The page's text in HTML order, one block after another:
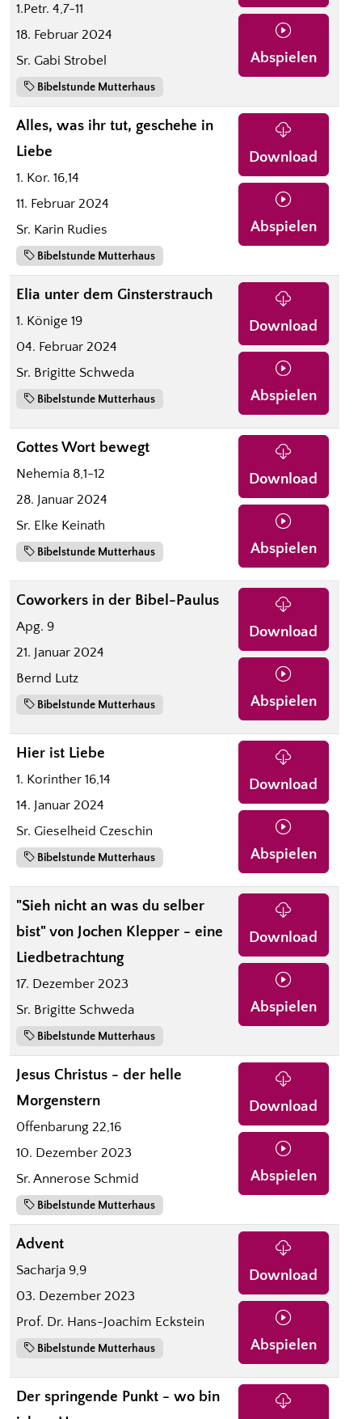
1.Petr. 4,7-11
18. Februar 2024
Sr. Gabi Strobel
Bibelstunde Mutterhaus
Abspielen
Alles, was ihr tut, geschehe in
Liebe
1. Kor. 16,14
11. Februar 2024
Sr. Karin Rudies
Bibelstunde Mutterhaus
Download
Abspielen
Elia unter dem Ginsterstrauch
1. Könige 19
04. Februar 2024
Sr. Brigitte Schweda
Bibelstunde Mutterhaus
Download
Abspielen
Gottes Wort bewegt
Nehemia 8,1-12
28. Januar 2024
Sr. Elke Keinath
Bibelstunde Mutterhaus
Download
Abspielen
Coworkers in der Bibel-Paulus
Apg. 9
21. Januar 2024
Bernd Lutz
Bibelstunde Mutterhaus
Download
Abspielen
Hier ist Liebe
1. Korinther 16,14
14. Januar 2024
Sr. Gieselheid Czeschin
Bibelstunde Mutterhaus
Download
Abspielen
"Sieh nicht an was du selber
bist" von Jochen Klepper - eine
Liedbetrachtung
17. Dezember 2023
Sr. Brigitte Schweda
Bibelstunde Mutterhaus
Download
Abspielen
Jesus Christus - der helle
Morgenstern
0ffenbarung 22,16
10. Dezember 2023
Sr. Annerose Schmid
Bibelstunde Mutterhaus
Download
Abspielen
Advent
Sacharja 9,9
03. Dezember 2023
Prof. Dr. Hans-Joachim Eckstein
Bibelstunde Mutterhaus
Download
Abspielen
Der springende Punkt - wo bin